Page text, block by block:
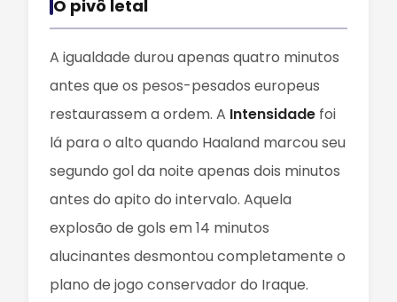
O pivô letal
A igualdade durou apenas quatro minutos
antes que os pesos-pesados europeus
restaurassem a ordem. A Intensidade foi
lá para o alto quando Haaland marcou seu
segundo gol da noite apenas dois minutos
antes do apito do intervalo. Aquela
explosão de gols em 14 minutos
alucinantes desmontou completamente o
plano de jogo conservador do Iraque.